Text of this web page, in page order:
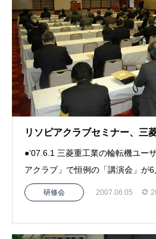
リソピアクラブセミナー、三
●’07.6.1 三菱重工業の輪転機ユー
アクラブ」で恒例の「講演会」が6
研修会 2007.06.05